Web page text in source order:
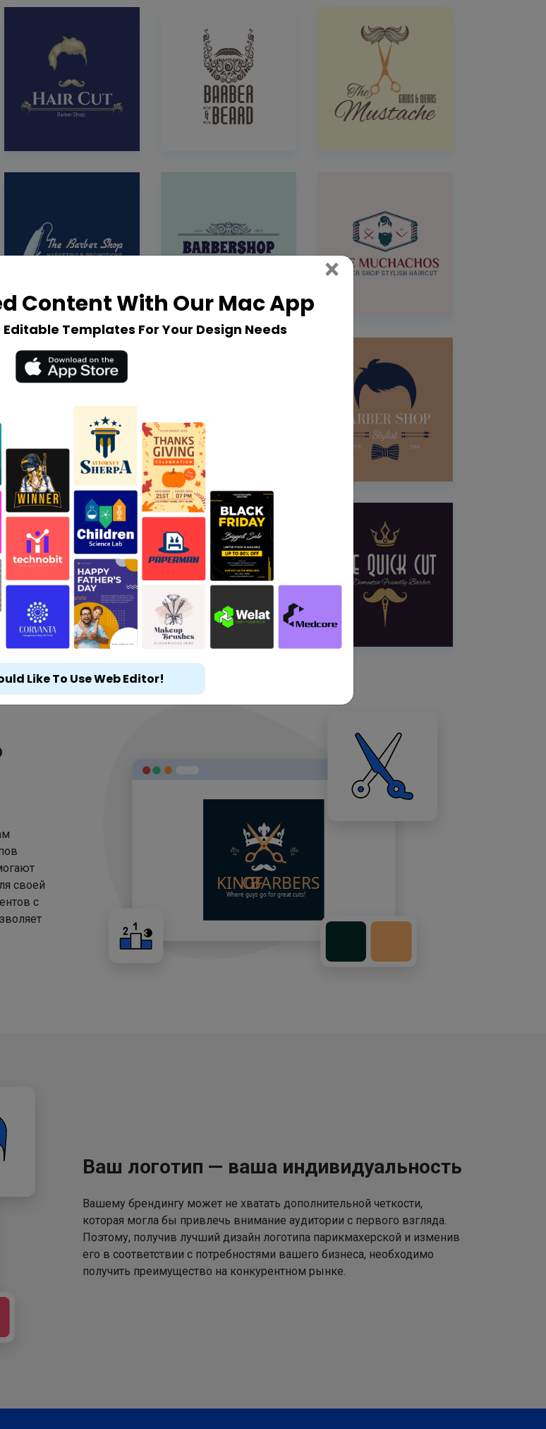
своей
с
Ваш логотип — ваша индивидуальность
Вашему брендингу может не хватать дополнительной четкости,
которая могла бы привлечь внимание аудитории с первого взгляда.
Поэтому, получив лучший дизайн логотипа парикмахерской и изменив
его в соответствии с потребностями вашего бизнеса, необходимо
получить преимущество на конкурентном рынке.
Content With Our Mac App
Templates For Your Design Needs
× Close
Like To Use Web Editor!